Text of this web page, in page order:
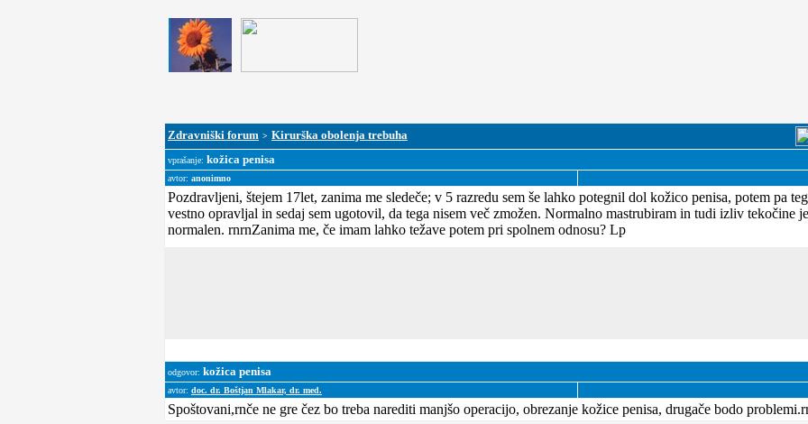
Zdravniški forum > Kirurška obolenja trebuha
vprašanje: kožica penisa
avtor: anonimno
Pozdravljeni, štejem 17let, zanima me sledeče; v 5 razredu sem še lahko potegnil dol kožico penisa, potem pa
vestno opravljal in sedaj sem ugotovil, da tega nisem več zmožen. Normalno mastrubiram in tudi izliv tekočine
normalen. rnrnZanima me, če imam lahko težave potem pri spolnem odnosu? Lp
odgovor: kožica penisa
avtor: doc. dr. Boštjan Mlakar, dr. med.
Spoštovani,rnče ne gre čez bo treba narediti manjšo operacijo, obrezanje kožice penisa, drugače bodo